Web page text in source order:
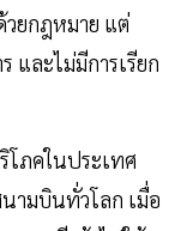
วยกฎหมาย แต่
และไม่มีการเรียก
โภคในประเทศ
ามบินทั่วโลก เมื่อ